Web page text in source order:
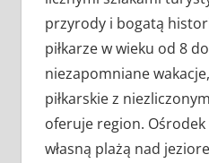
przyrody i bogatą
piłkarze w wieku od 8
niezapomniane
piłkarskie z
oferuje region.
własną plażą nad